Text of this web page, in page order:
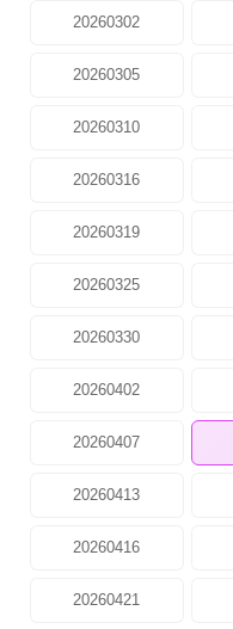
20260302
20260305
20260310
20260316
20260319
20260325
20260330
20260402
20260407
20260413
20260416
20260421